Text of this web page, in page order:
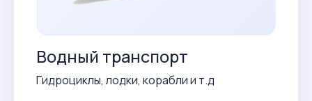
Водный транспорт
Гидроциклы, лодки, корабли и т.д